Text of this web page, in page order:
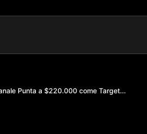
Punta a $220.000 come Target...